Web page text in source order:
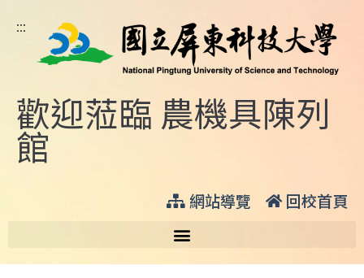
:::
歡迎蒞臨 農機具陳列
館
網站導覽 回校首頁